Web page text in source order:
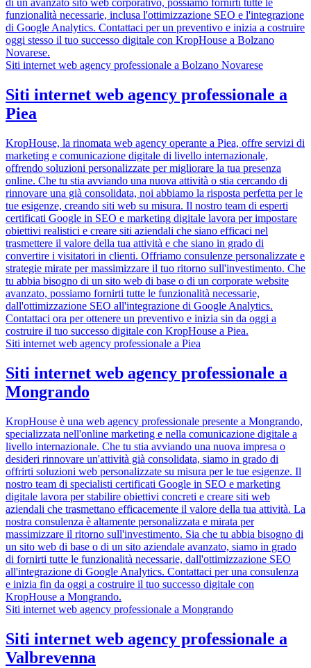
di un avanzato sito web corporativo, possiamo fornirti tutte le
funzionalità necessarie, inclusa l'ottimizzazione SEO e l'integrazione
di Google Analytics. Contattaci per un preventivo e inizia a costruire
oggi stesso il tuo successo digitale con KropHouse a Bolzano
Novarese.
Siti internet web agency professionale a Bolzano Novarese
Siti internet web agency professionale a
Piea
KropHouse, la rinomata web agency operante a Piea, offre servizi di
marketing e comunicazione digitale di livello internazionale,
offrendo soluzioni personalizzate per migliorare la tua presenza
online. Che tu stia avviando una nuova attività o stia cercando di
rinnovare una già consolidata, noi abbiamo la risposta perfetta per le
tue esigenze, creando siti web su misura. Il nostro team di esperti
certificati Google in SEO e marketing digitale lavora per impostare
obiettivi realistici e creare siti aziendali che siano efficaci nel
trasmettere il valore della tua attività e che siano in grado di
convertire i visitatori in clienti. Offriamo consulenze personalizzate e
strategie mirate per massimizzare il tuo ritorno sull'investimento. Che
tu abbia bisogno di un sito web di base o di un corporate website
avanzato, possiamo fornirti tutte le funzionalità necessarie,
dall'ottimizzazione SEO all'integrazione di Google Analytics.
Contattaci ora per ottenere un preventivo e inizia sin da oggi a
costruire il tuo successo digitale con KropHouse a Piea.
Siti internet web agency professionale a Piea
Siti internet web agency professionale a
Mongrando
KropHouse è una web agency professionale presente a Mongrando,
specializzata nell'online marketing e nella comunicazione digitale a
livello internazionale. Che tu stia avviando una nuova impresa o
desideri rinnovare un'attività già consolidata, siamo in grado di
offrirti soluzioni web personalizzate su misura per le tue esigenze. Il
nostro team di specialisti certificati Google in SEO e marketing
digitale lavora per stabilire obiettivi concreti e creare siti web
aziendali che trasmettano efficacemente il valore della tua attività. La
nostra consulenza è altamente personalizzata e mirata per
massimizzare il ritorno sull'investimento. Sia che tu abbia bisogno di
un sito web di base o di un sito aziendale avanzato, siamo in grado
di fornirti tutte le funzionalità necessarie, dall'ottimizzazione SEO
all'integrazione di Google Analytics. Contattaci per una consulenza
e inizia fin da oggi a costruire il tuo successo digitale con
KropHouse a Mongrando.
Siti internet web agency professionale a Mongrando
Siti internet web agency professionale a
Valbrevenna